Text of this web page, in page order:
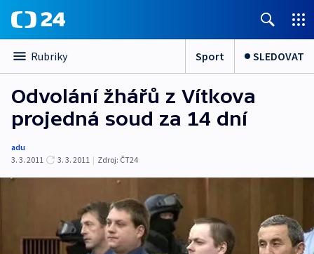
Rubriky Sport SLEDOVAT
Odvolání žhářů z Vítkova
projedná soud za 14 dní
adu
3. 3. 2011
3. 3. 2011 | Zdroj: ČT24